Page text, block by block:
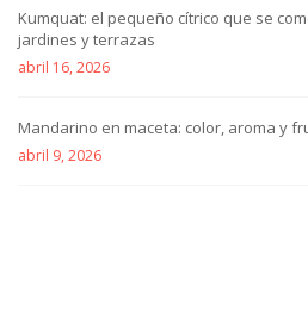
Kumquat: el pequeño cítrico que se
jardines y terrazas
abril 16, 2026
Mandarino en maceta: color, aroma y
abril 9, 2026